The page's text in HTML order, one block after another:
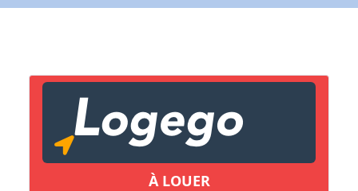
À LOUER
Lien vers inscription (sera inclus dans courriel)
Copier lien
X Fermer